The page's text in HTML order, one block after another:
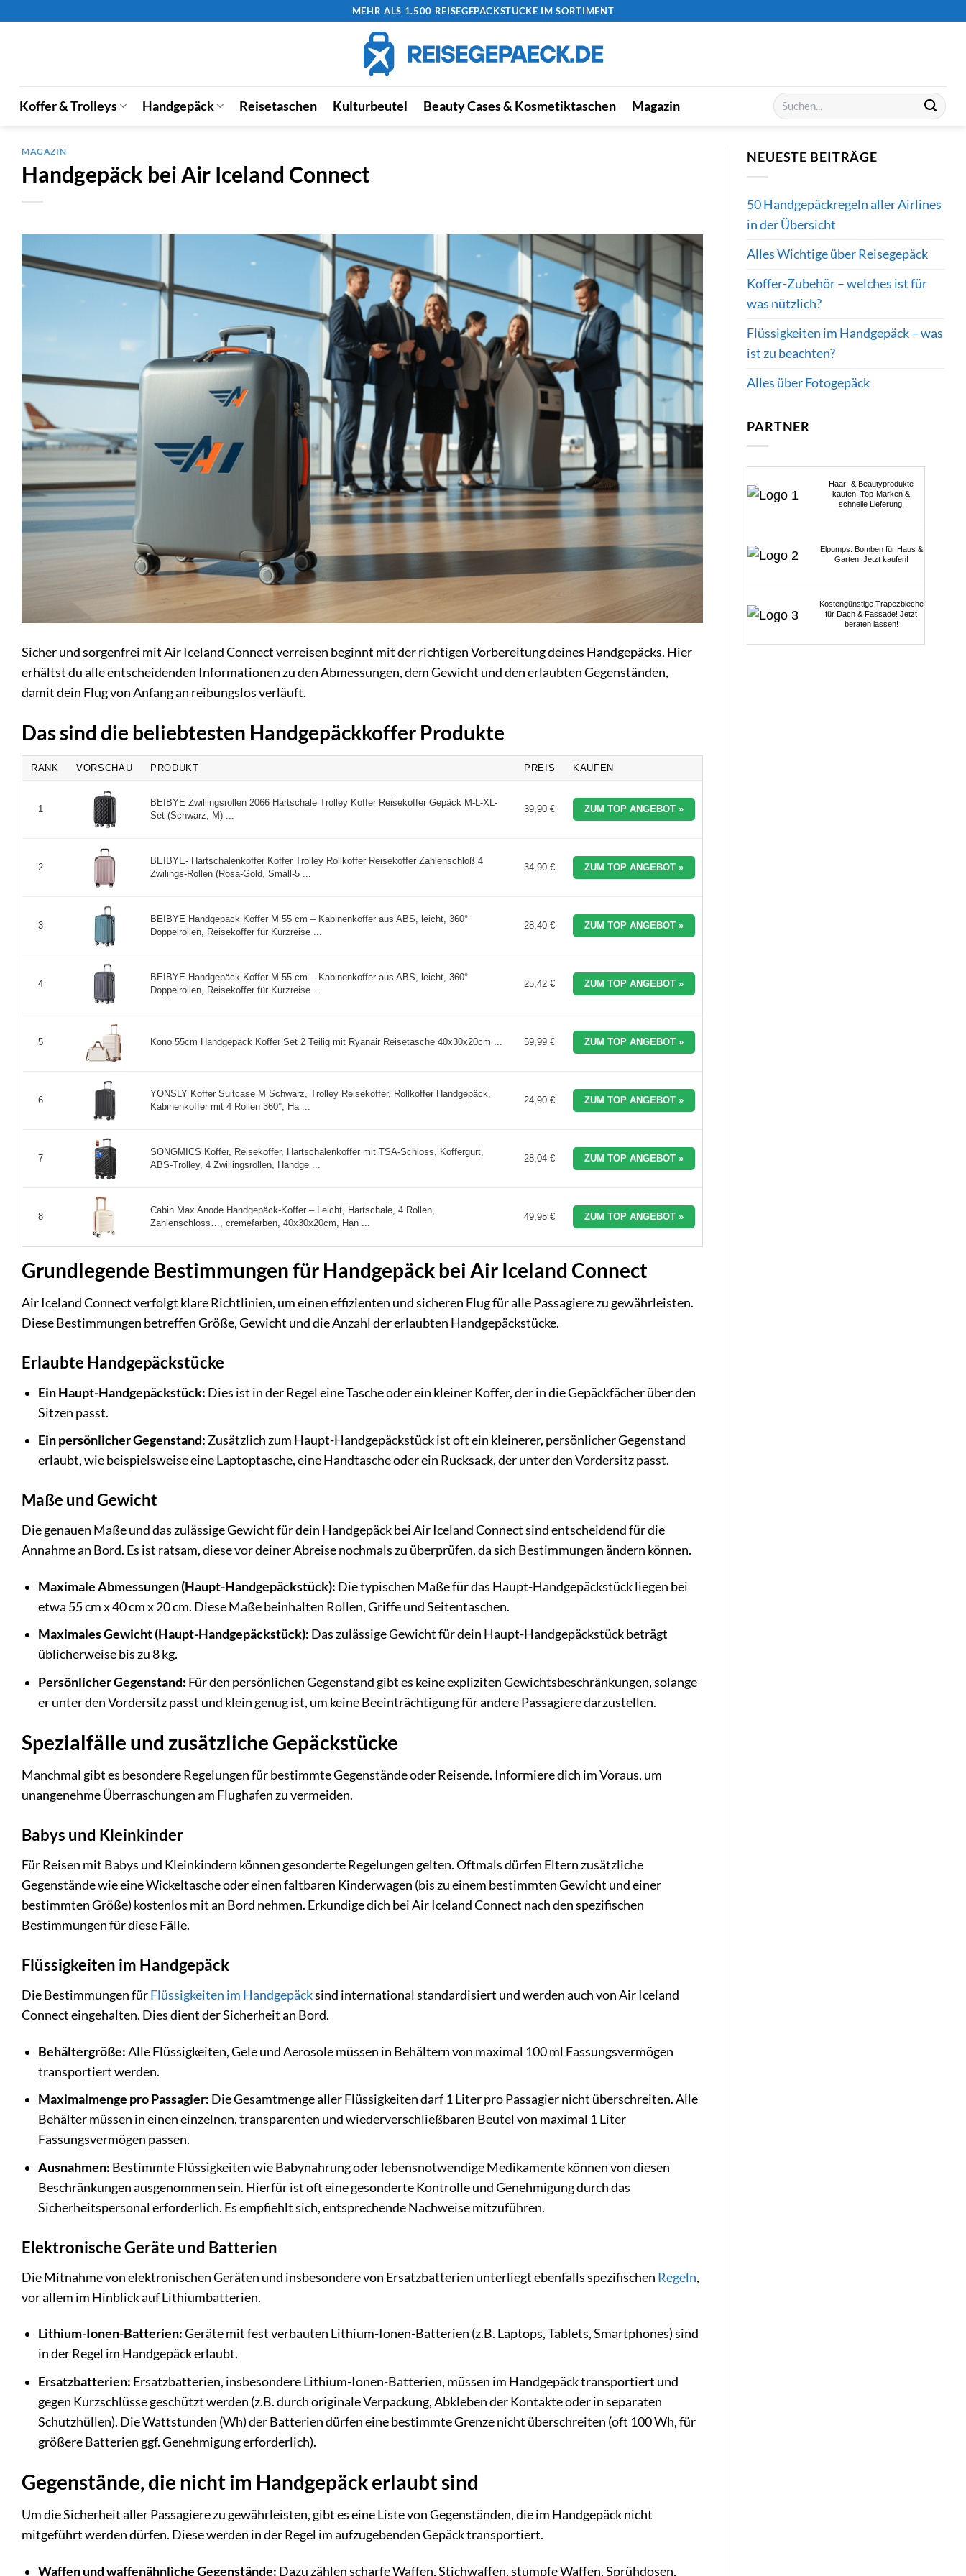
MEHR ALS 1.500 REISEGEPÄCKSTÜCKE IM SORTIMENT
Koffer & Trolleys Handgepäck Reisetaschen Kulturbeutel Beauty Cases & Kosmetiktaschen Magazin
Suchen
nach:
MAGAZIN
Handgepäck bei Air Iceland Connect
Sicher und sorgenfrei mit Air Iceland Connect verreisen beginnt mit der richtigen Vorbereitung deines Handgepäcks. Hier
erhältst du alle entscheidenden Informationen zu den Abmessungen, dem Gewicht und den erlaubten Gegenständen,
damit dein Flug von Anfang an reibungslos verläuft.
Das sind die beliebtesten Handgepäckkoffer Produkte
RANK VORSCHAU PRODUKT PREIS KAUFEN
1
BEIBYE Zwillingsrollen 2066 Hartschale Trolley Koffer Reisekoffer Gepäck M-L-XL-
Set (Schwarz, M) ...
39,90 € ZUM TOP ANGEBOT »
2
BEIBYE- Hartschalenkoffer Koffer Trolley Rollkoffer Reisekoffer Zahlenschloß 4
Zwilings-Rollen (Rosa-Gold, Small-5 ...
34,90 € ZUM TOP ANGEBOT »
3
BEIBYE Handgepäck Koffer M 55 cm – Kabinenkoffer aus ABS, leicht, 360°
Doppelrollen, Reisekoffer für Kurzreise ...
28,40 € ZUM TOP ANGEBOT »
4
BEIBYE Handgepäck Koffer M 55 cm – Kabinenkoffer aus ABS, leicht, 360°
Doppelrollen, Reisekoffer für Kurzreise ...
25,42 € ZUM TOP ANGEBOT »
5 Kono 55cm Handgepäck Koffer Set 2 Teilig mit Ryanair Reisetasche 40x30x20cm ... 59,99 € ZUM TOP ANGEBOT »
6
YONSLY Koffer Suitcase M Schwarz, Trolley Reisekoffer, Rollkoffer Handgepäck,
Kabinenkoffer mit 4 Rollen 360°, Ha ...
24,90 € ZUM TOP ANGEBOT »
7
SONGMICS Koffer, Reisekoffer, Hartschalenkoffer mit TSA-Schloss, Koffergurt,
ABS-Trolley, 4 Zwillingsrollen, Handge ...
28,04 € ZUM TOP ANGEBOT »
8
Cabin Max Anode Handgepäck-Koffer – Leicht, Hartschale, 4 Rollen,
Zahlenschloss…, cremefarben, 40x30x20cm, Han ...
49,95 € ZUM TOP ANGEBOT »
Grundlegende Bestimmungen für Handgepäck bei Air Iceland Connect
Air Iceland Connect verfolgt klare Richtlinien, um einen effizienten und sicheren Flug für alle Passagiere zu gewährleisten.
Diese Bestimmungen betreffen Größe, Gewicht und die Anzahl der erlaubten Handgepäckstücke.
Erlaubte Handgepäckstücke
Ein Haupt-Handgepäckstück: Dies ist in der Regel eine Tasche oder ein kleiner Koffer, der in die Gepäckfächer über den
Sitzen passt.
Ein persönlicher Gegenstand: Zusätzlich zum Haupt-Handgepäckstück ist oft ein kleinerer, persönlicher Gegenstand
erlaubt, wie beispielsweise eine Laptoptasche, eine Handtasche oder ein Rucksack, der unter den Vordersitz passt.
Maße und Gewicht
Die genauen Maße und das zulässige Gewicht für dein Handgepäck bei Air Iceland Connect sind entscheidend für die
Annahme an Bord. Es ist ratsam, diese vor deiner Abreise nochmals zu überprüfen, da sich Bestimmungen ändern können.
Maximale Abmessungen (Haupt-Handgepäckstück): Die typischen Maße für das Haupt-Handgepäckstück liegen bei
etwa 55 cm x 40 cm x 20 cm. Diese Maße beinhalten Rollen, Griffe und Seitentaschen.
Maximales Gewicht (Haupt-Handgepäckstück): Das zulässige Gewicht für dein Haupt-Handgepäckstück beträgt
üblicherweise bis zu 8 kg.
Persönlicher Gegenstand: Für den persönlichen Gegenstand gibt es keine expliziten Gewichtsbeschränkungen, solange
er unter den Vordersitz passt und klein genug ist, um keine Beeinträchtigung für andere Passagiere darzustellen.
Spezialfälle und zusätzliche Gepäckstücke
Manchmal gibt es besondere Regelungen für bestimmte Gegenstände oder Reisende. Informiere dich im Voraus, um
unangenehme Überraschungen am Flughafen zu vermeiden.
Babys und Kleinkinder
Für Reisen mit Babys und Kleinkindern können gesonderte Regelungen gelten. Oftmals dürfen Eltern zusätzliche
Gegenstände wie eine Wickeltasche oder einen faltbaren Kinderwagen (bis zu einem bestimmten Gewicht und einer
bestimmten Größe) kostenlos mit an Bord nehmen. Erkundige dich bei Air Iceland Connect nach den spezifischen
Bestimmungen für diese Fälle.
Flüssigkeiten im Handgepäck
Die Bestimmungen fürFlüssigkeiten im Handgepäcksind international standardisiert und werden auch von Air Iceland
Connect eingehalten. Dies dient der Sicherheit an Bord.
Behältergröße:Alle Flüssigkeiten, Gele und Aerosole müssen in Behältern von maximal 100 ml Fassungsvermögen
transportiert werden.
Maximalmenge pro Passagier: Die Gesamtmenge aller Flüssigkeiten darf 1 Liter pro Passagier nicht überschreiten. Alle
Behälter müssen in einen einzelnen, transparenten und wiederverschließbaren Beutel von maximal 1 Liter
Fassungsvermögen passen.
Ausnahmen: Bestimmte Flüssigkeiten wie Babynahrung oder lebensnotwendige Medikamente können von diesen
Beschränkungen ausgenommen sein. Hierfür ist oft eine gesonderte Kontrolle und Genehmigung durch das
Sicherheitspersonal erforderlich. Es empfiehlt sich, entsprechende Nachweise mitzuführen.
Elektronische Geräte und Batterien
Die Mitnahme von elektronischen Geräten und insbesondere von Ersatzbatterien unterliegt ebenfalls spezifischen Regeln,
vor allem im Hinblick auf Lithiumbatterien.
Lithium-Ionen-Batterien:Geräte mit fest verbauten Lithium-Ionen-Batterien (z.B. Laptops, Tablets, Smartphones) sind
in der Regel im Handgepäck erlaubt.
Ersatzbatterien: Ersatzbatterien, insbesondere Lithium-Ionen-Batterien, müssen im Handgepäck transportiert und
gegen Kurzschlüsse geschützt werden (z.B. durch originale Verpackung, Abkleben der Kontakte oder in separaten
Schutzhüllen). Die Wattstunden (Wh) der Batterien dürfen eine bestimmte Grenze nicht überschreiten (oft 100 Wh, für
größere Batterien ggf. Genehmigung erforderlich).
Gegenstände, die nicht im Handgepäck erlaubt sind
Um die Sicherheit aller Passagiere zu gewährleisten, gibt es eine Liste von Gegenständen, die im Handgepäck nicht
mitgeführt werden dürfen. Diese werden in der Regel im aufzugebenden Gepäck transportiert.
Waffen und waffenähnliche Gegenstände: Dazu zählen scharfe Waffen, Stichwaffen, stumpfe Waffen, Sprühdosen,
NEUESTE BEITRÄGE
50 Handgepäckregeln aller Airlines
in der Übersicht
Alles Wichtige über Reisegepäck
Koffer-Zubehör – welches ist für
was nützlich?
Flüssigkeiten im Handgepäck – was
ist zu beachten?
Alles über Fotogepäck
PARTNER
Haar- & Beautyprodukte
kaufen! Top-Marken &
schnelle Lieferung.
Elpumps: Bomben für Haus &
Garten. Jetzt kaufen!
Kostengünstige Trapezbleche
für Dach & Fassade! Jetzt
beraten lassen!